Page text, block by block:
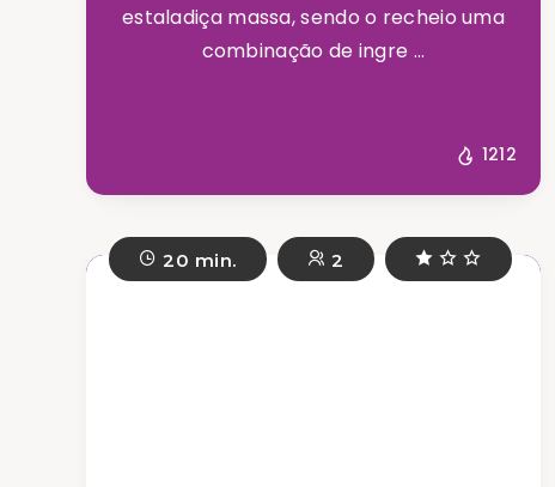
estaladiça massa, sendo o recheio uma
combinação de ingre ...
1212
20 min. 2